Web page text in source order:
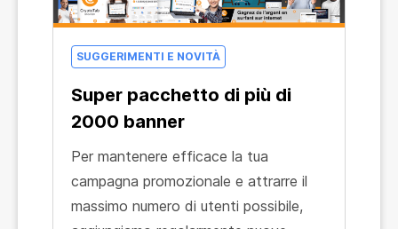
SUGGERIMENTI E NOVITÀ
Super pacchetto di più di
2000 banner
Per mantenere efficace la tua
campagna promozionale e attrarre il
massimo numero di utenti possibile,